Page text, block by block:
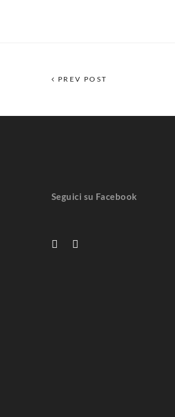
PREV POST
Seguici su Facebook